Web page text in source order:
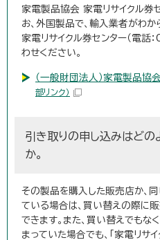
家電製品協会 家電リサイクル券
お、外国製品で、輸入業者がわ
家電リサイクル券センター（電
わせください。
（一般財団法人）家電製品協
部リンク）
引き取りの申し込みはどの
か。
その製品を購入した販売店か、
ている場合は、買い替えの際に
できます。また、買い替えでもな
まっていた場合でも、「家電リサ